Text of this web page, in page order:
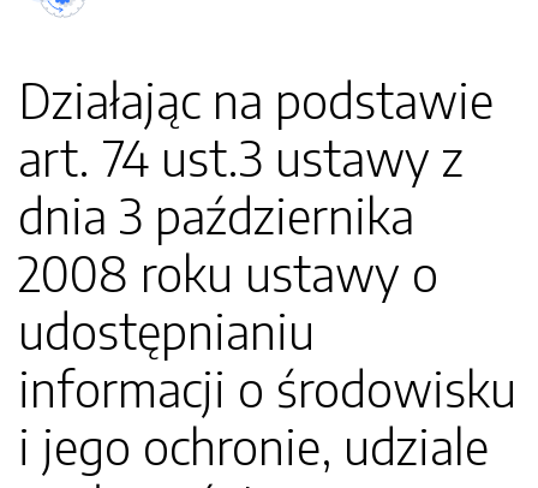
Działając na podstawie
art. 74 ust.3 ustawy z
dnia 3 października
2008 roku ustawy o
udostępnianiu
informacji o środowisku
i jego ochronie, udziale